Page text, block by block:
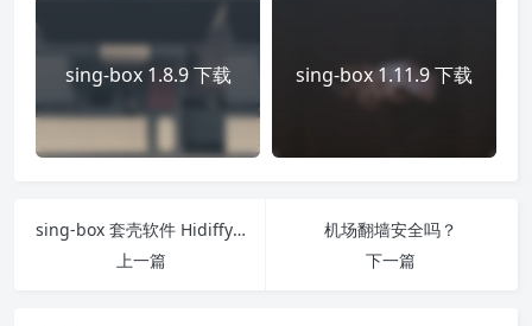
sing-box 1.8.9 下载 sing-box 1.11.9 下载
sing-box 套壳软件 Hidiffy：支持多平台
上一篇
机场翻墙安全吗？
下一篇